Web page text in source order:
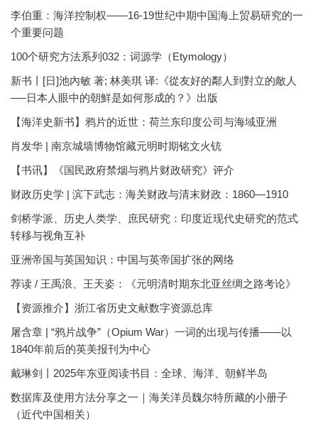
李伯重：海洋控制权——16-19世纪中期中国海上贸易研究的一
个重要问题
100个研究方法系列032：词源学（Etymology）
新书丨[日]池內敏 著; 林美琪 译:《從友好的鄰人到對立的敵人
──日本人眼中的朝鮮是如何形成的？》出版
【海洋史新书】鸦片的近世：荷兰东印度公司与海域亚洲
肖发华 | 南京城墙博物馆藏元明时期铭文火铳
【书讯】《国民政府禁烟与鸦片财政研究》评介
财政历史学 | 滨下武志：海关财政与清末财政：1860—1910
剑桥学派、历史人类学、庶民研究：印度近现代史研究的范式
转移与视角互补
亚洲帝国与英国知识：中国与英帝国扩张的网络
荐读 / 王禹浪、王天姿：《元明清时期东北亚丝绸之路考论》
【资源推介】浙江省历史文献数字资源总库
屠含章 | “鸦片战争”（Opium War）一词的出现与传播——以
1840年前后的英美报刊为中心
戴琳剑丨2025年东亚阅读书目：全球、海洋、朝鲜半岛
数据库及使用方法分享之一｜海关洋员魏尔特所藏的小册子
（近代中国相关）